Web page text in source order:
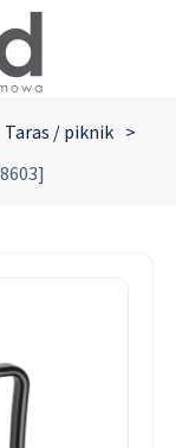
Taras / piknik >